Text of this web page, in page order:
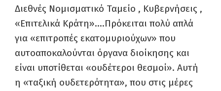
Διεθνές Νομισματικό Ταμείο , Κυβερνήσεις ,
«Επιτελικά Κράτη»….Πρόκειται πολύ απλά
για «επιτροπές εκατομυριούχων» που
αυτοαποκαλούνται όργανα διοίκησης και
είναι υποτίθεται «ουδέτεροι θεσμοί». Αυτή
η «ταξική ουδετερότητα», που στις μέρες